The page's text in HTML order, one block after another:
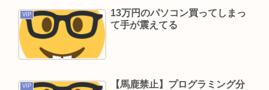
店し、弱男が大集結www 👉
Powered by livedoor 相互RSS
VIP
13万円のパソコン買ってしまっ
て手が震えてる
VIP
【馬鹿禁止】プログラミング分